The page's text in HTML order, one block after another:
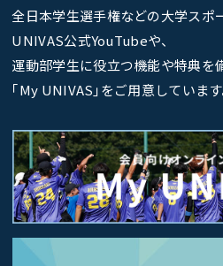
全日本学生選手権などの大学スポ
UNIVAS公式YouTubeや、
運動部学生に役立つ機能や特典を
｢My UNIVAS｣をご用意しています